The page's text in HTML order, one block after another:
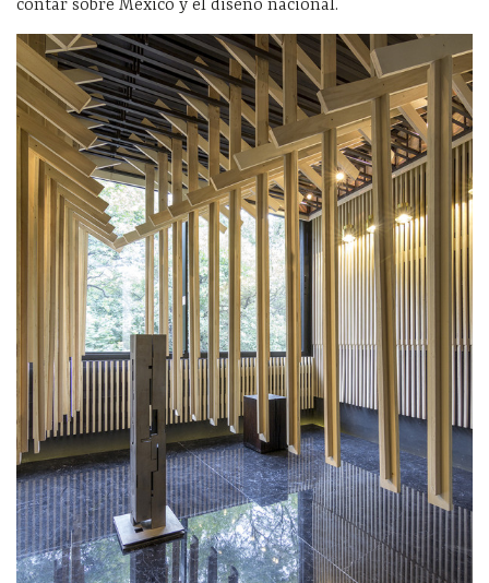
contar sobre México y el diseño nacional.